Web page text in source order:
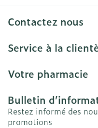
Contactez nous
Service à la
Votre pharmacie
Bulletin
Restez informé des
promotions